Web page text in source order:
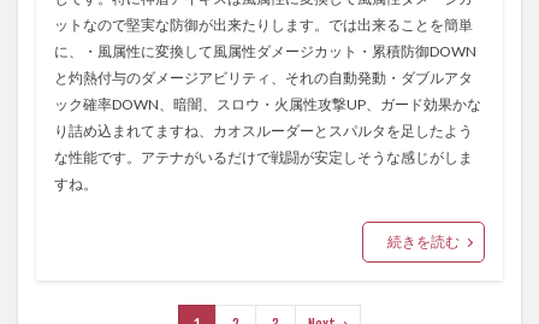
ットなので堅実な防御が出来たりします。では出来ることを簡単
に、・風属性に変換して風属性ダメージカット・累積防御DOWN
と灼熱付与のダメージアビリティ、それの自動発動・ダブルアタ
ック確率DOWN、暗闇、スロウ・火属性攻撃UP、ガード効果かな
り詰め込まれてますね、カオスルーダーとスパルタを足したよう
な性能です。アテナがいるだけで戦闘が安定しそうな感じがしま
すね。
続きを読む